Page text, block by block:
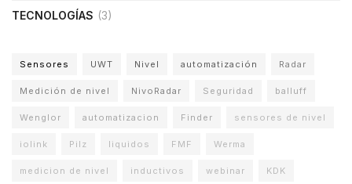
TECNOLOGÍAS (3)
Sensores UWT Nivel automatización Radar
Medición de nivel NivoRadar Seguridad balluff
Wenglor automatizacion Finder sensores de nivel
iolink Pilz liquidos FMF Werma
medicion de nivel inductivos webinar KDK